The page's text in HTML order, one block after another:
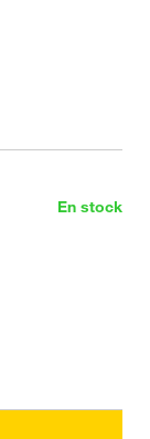
En stock